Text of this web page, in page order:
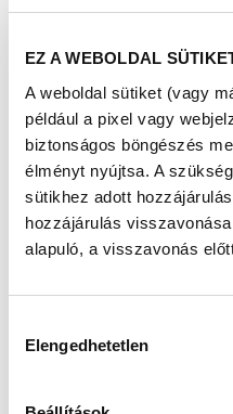
EZ A WEBOLDAL
A weboldal sütiket (vagy
például a pixel vagy
biztonságos böngészés
élményt nyújtsa. A
sütikhez adott
hozzájárulás
alapuló, a visszavonás
kiválasztása
Elengedhetetlen
rendezvényen, akik
Kossuth térre.
Az online aktivitás
Nagykun-Szolnok Megyei
Rendelőintézetnek, mint a
ugyanis - akárcsak a
részvétellel - az online
aktivitásaikkal (kedvelés,
növelhetik a Richter
3.500.000 forintos
indulnak az eseményben:
Hetényi Géza Kórház-